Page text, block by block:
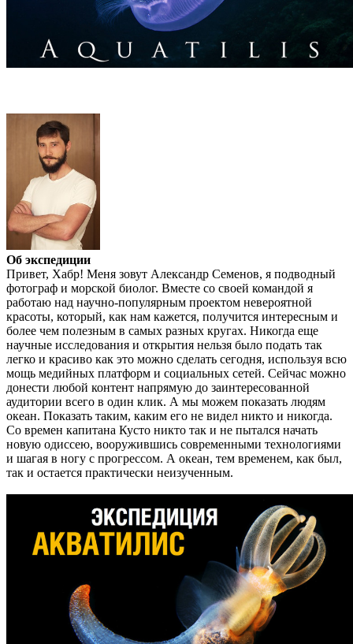
Об экспедиции
Привет, Хабр! Меня зовут Александр Семенов, я подводный
фотограф и морской биолог. Вместе со своей командой я
работаю над научно-популярным проектом невероятной
красоты, который, как нам кажется, получится интересным и
более чем полезным в самых разных кругах. Никогда еще
научные исследования и открытия нельзя было подать так
легко и красиво как это можно сделать сегодня, используя всю
мощь медийных платформ и социальных сетей. Сейчас можно
донести любой контент напрямую до заинтересованной
аудитории всего в один клик. А мы можем показать людям
океан. Показать таким, каким его не видел никто и никогда.
Со времен капитана Кусто никто так и не пытался начать
новую одиссею, вооружившись современными технологиями
и шагая в ногу с прогрессом. А океан, тем временем, как был,
так и остается практически неизученным.